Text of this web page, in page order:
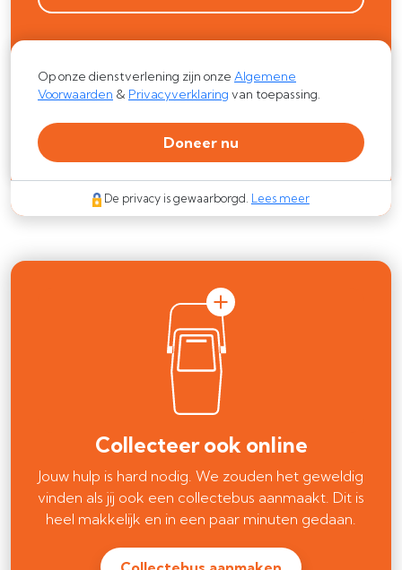
Op onze dienstverlening zijn onze Algemene
Voorwaarden & Privacyverklaring van toepassing.
Doneer nu
De privacy is gewaarborgd. Lees meer
Collecteer ook online
Jouw hulp is hard nodig. We zouden het geweldig
vinden als jij ook een collectebus aanmaakt. Dit is
heel makkelijk en in een paar minuten gedaan.